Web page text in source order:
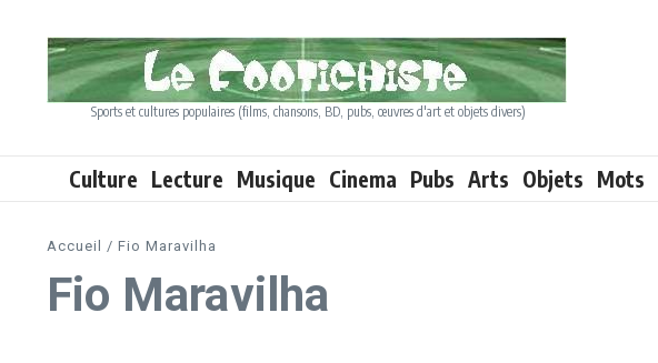
Sports et cultures populaires (films, chansons, BD, pubs, œuvres d'art et objets divers)
Culture Lecture Musique Cinema Pubs Arts Objets Mots
Accueil / Fio Maravilha
Fio Maravilha